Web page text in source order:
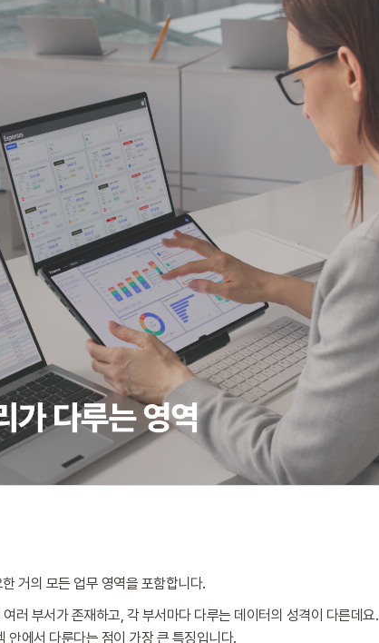
거의 모든 업무 영역을 포함합니다.
러 부서가 존재하고, 각 부서마다 다루는 데이터의 성격이 다른데요.
안에서 다룬다는 점이 가장 큰 특징입니다.